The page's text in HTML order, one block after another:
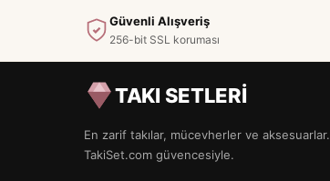
Güvenli Alışveriş
256-bit SSL koruması
TAKI SETLERİ
En zarif takılar, mücevherler ve aksesuarlar.
TakiSet.com güvencesiyle.